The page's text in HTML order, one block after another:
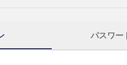
パスワー
できる場所です。